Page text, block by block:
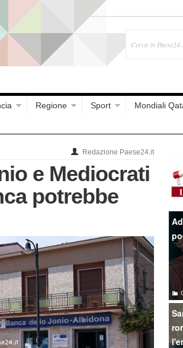
Regione Sport Mondiali
Redazione Paese24.it
e Mediocrati
potrebbe